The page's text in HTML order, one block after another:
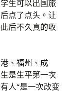
生可以出国旅
点了点头。让
后不久真的收
、福州、成
是生平第一次
人“是一次改变